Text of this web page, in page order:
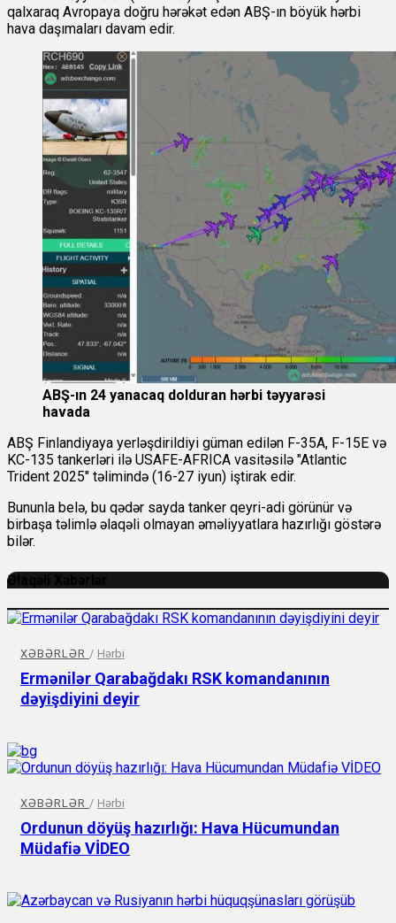
qalxaraq Avropaya doğru hərəkət edən ABŞ-ın böyük hərbi
hava daşımaları davam edir.
ABŞ-ın 24 yanacaq dolduran hərbi təyyarəsi
havada
ABŞ Finlandiyaya yerləşdirildiyi güman edilən F-35A, F-15E və
KC-135 tankerləri ilə USAFE-AFRICA vasitəsilə "Atlantic
Trident 2025" təlimində (16-27 iyun) iştirak edir.
Bununla belə, bu qədər sayda tanker qeyri-adi görünür və
birbaşa təlimlə əlaqəli olmayan əməliyyatlara hazırlığı göstərə
bilər.
Əlaqəli Xəbərlər
XƏBƏRLƏR / Hərbi
Ermənilər Qarabağdakı RSK komandanının
dəyişdiyini deyir
XƏBƏRLƏR / Hərbi
Ordunun döyüş hazırlığı: Hava Hücumundan
Müdafiə VİDEO